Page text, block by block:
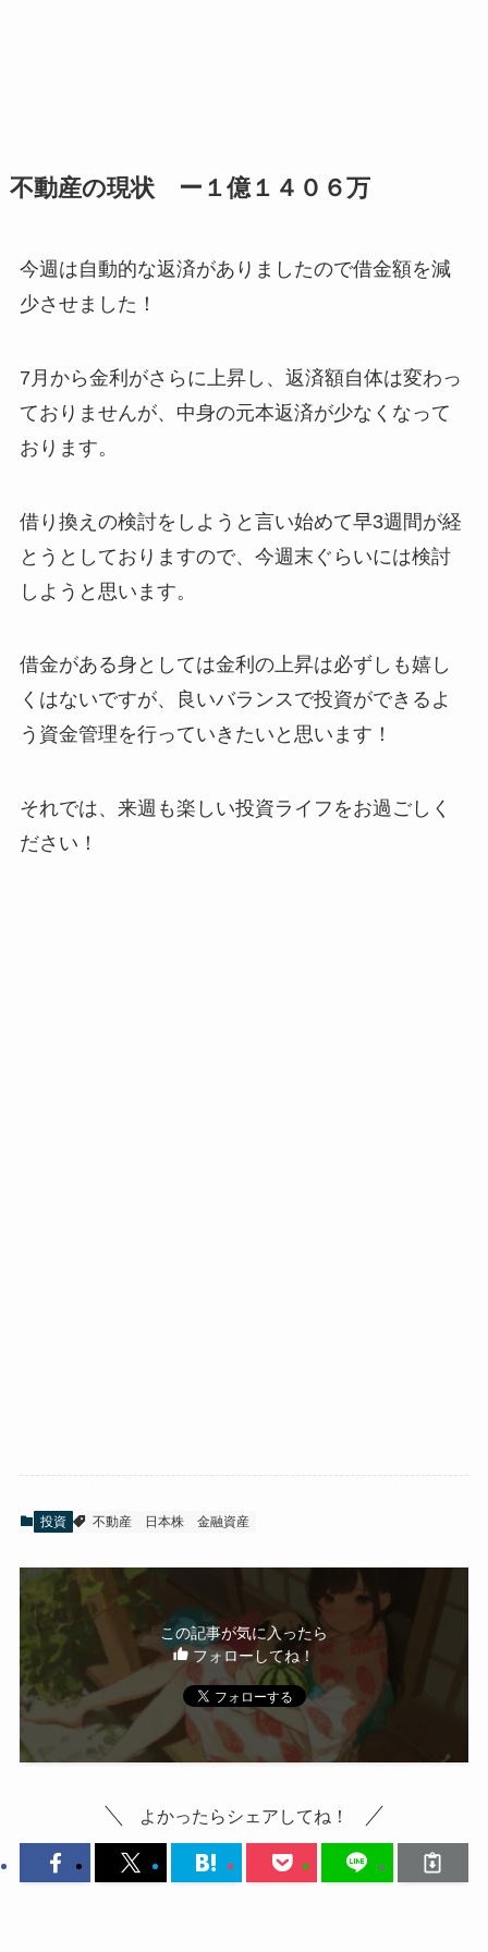
不動産の現状 ー１億１４０６万
今週は自動的な返済がありましたので借金額を減
少させました！
7月から金利がさらに上昇し、返済額自体は変わっ
ておりませんが、中身の元本返済が少なくなって
おります。
借り換えの検討をしようと言い始めて早3週間が経
とうとしておりますので、今週末ぐらいには検討
しようと思います。
借金がある身としては金利の上昇は必ずしも嬉し
くはないですが、良いバランスで投資ができるよ
う資金管理を行っていきたいと思います！
それでは、来週も楽しい投資ライフをお過ごしく
ださい！
投資 不動産 日本株 金融資産
この記事が気に入ったら
フォローしてね！
よかったらシェアしてね！